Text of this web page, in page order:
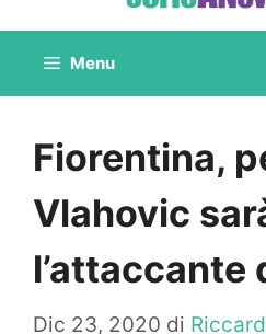
contenuto
Menu
Fiorentina,
Vlahovic
l’attaccante
Dic 23, 2020 di